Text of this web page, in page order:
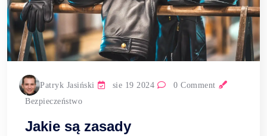
Patryk Jasiński sie 19 2024
0 Comment
Bezpieczeństwo
Jakie są zasady